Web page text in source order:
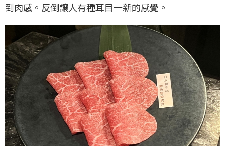
到肉感。反倒讓人有種耳目一新的感覺。